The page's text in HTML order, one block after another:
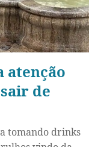
atenção
de
tomando drinks